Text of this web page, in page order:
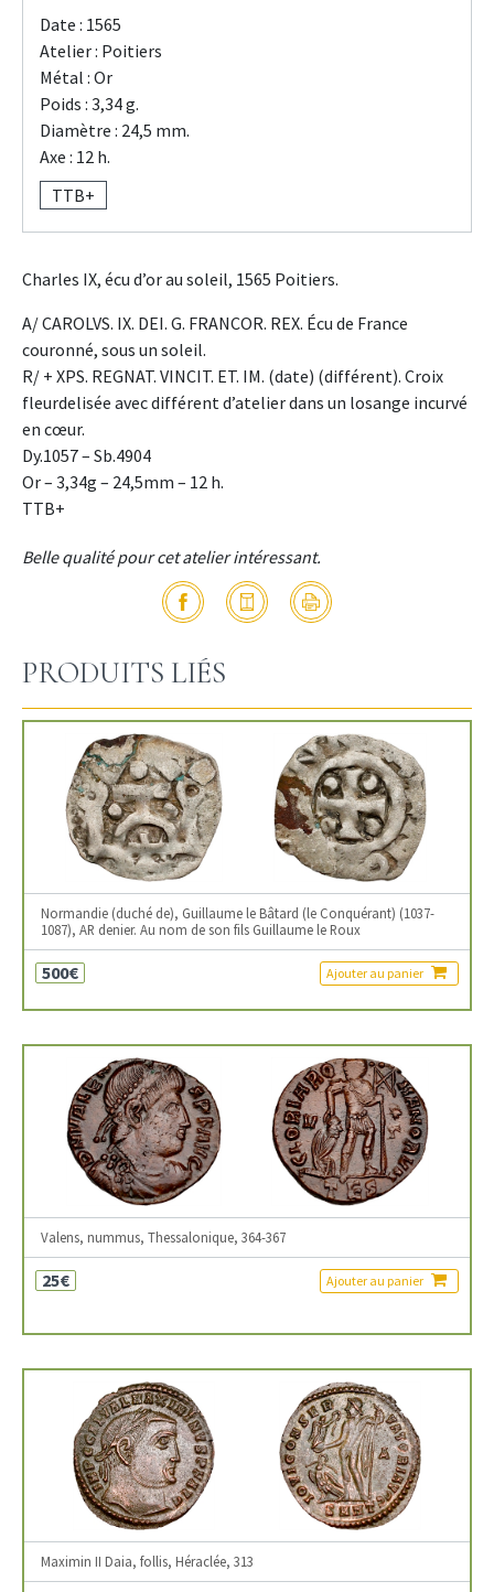
Date : 1565
Atelier : Poitiers
Métal : Or
Poids : 3,34 g.
Diamètre : 24,5 mm.
Axe : 12 h.
TTB+
Charles IX, écu d’or au soleil, 1565 Poitiers.
A/ CAROLVS. IX. DEI. G. FRANCOR. REX. Écu de France
couronné, sous un soleil.
R/ + XPS. REGNAT. VINCIT. ET. IM. (date) (différent). Croix
fleurdelisée avec différent d’atelier dans un losange incurvé
en cœur.
Dy.1057 – Sb.4904
Or – 3,34g – 24,5mm – 12 h.
TTB+
Belle qualité pour cet atelier intéressant.
PRODUITS LIÉS
Normandie (duché de), Guillaume le Bâtard (le Conquérant) (1037-
1087), AR denier. Au nom de son fils Guillaume le Roux
500€ Ajouter au panier
Valens, nummus, Thessalonique, 364-367
25€ Ajouter au panier
Maximin II Daia, follis, Héraclée, 313